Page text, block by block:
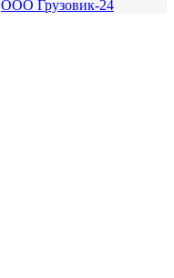
ООО Грузовик-24